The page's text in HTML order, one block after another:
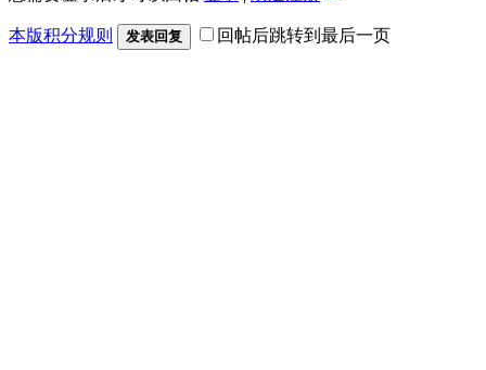
本版积分规则 发表回复 回帖后跳转到最后一页